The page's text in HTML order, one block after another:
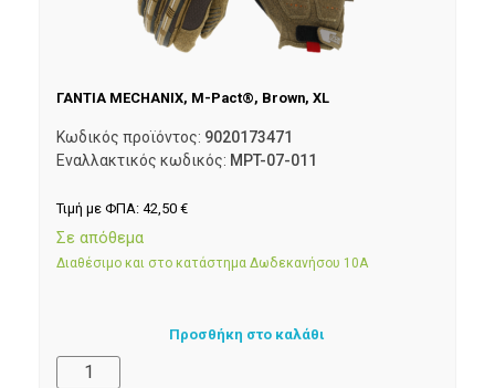
ΓΑΝΤΙΑ MECHANIX, M-Pact®, Brown, XL
Κωδικός προϊόντος: 9020173471
Εναλλακτικός κωδικός: MPT-07-011
Τιμή με ΦΠΑ: 42,50 €
Σε απόθεμα
Διαθέσιμο και στο κατάστημα Δωδεκανήσου 10Α
Προσθήκη στο καλάθι